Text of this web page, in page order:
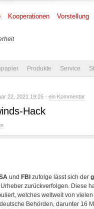
Kooperationen Vorstellung
Produkte Service
22, 2021 19:25 - ein Kommentar
Hack
und FBI zufolge lässt sich der
zurückverfolgen. Diese
welches weltweit von
Behörden, darunter 16